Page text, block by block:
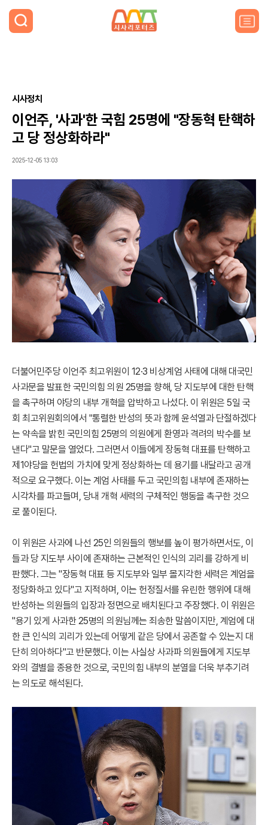
검
색
주
치
기
시사정치
이언주, '사과'한 국힘 25명에 "장동혁 탄핵하
고 당 정상화하라"
2025-12-05 13:03
더불어민주당 이언주 최고위원이 12·3 비상계엄 사태에 대해 대국민
사과문을 발표한 국민의힘 의원 25명을 향해, 당 지도부에 대한 탄핵
을 촉구하며 야당의 내부 개혁을 압박하고 나섰다. 이 위원은 5일 국
회 최고위원회의에서 "통렬한 반성의 뜻과 함께 윤석열과 단절하겠다
는 약속을 밝힌 국민의힘 25명의 의원에게 환영과 격려의 박수를 보
낸다"고 말문을 열었다. 그러면서 이들에게 장동혁 대표를 탄핵하고
제1야당을 헌법의 가치에 맞게 정상화하는 데 용기를 내달라고 공개
적으로 요구했다. 이는 계엄 사태를 두고 국민의힘 내부에 존재하는
시각차를 파고들며, 당내 개혁 세력의 구체적인 행동을 촉구한 것으
로 풀이된다.
이 위원은 사과에 나선 25인 의원들의 행보를 높이 평가하면서도, 이
들과 당 지도부 사이에 존재하는 근본적인 인식의 괴리를 강하게 비
판했다. 그는 "장동혁 대표 등 지도부와 일부 몰지각한 세력은 계엄을
정당화하고 있다"고 지적하며, 이는 헌정질서를 유린한 행위에 대해
반성하는 의원들의 입장과 정면으로 배치된다고 주장했다. 이 위원은
"용기 있게 사과한 25명의 의원님께는 죄송한 말씀이지만, 계엄에 대
한 큰 인식의 괴리가 있는데 어떻게 같은 당에서 공존할 수 있는지 대
단히 의아하다"고 반문했다. 이는 사실상 사과파 의원들에게 지도부
와의 결별을 종용한 것으로, 국민의힘 내부의 분열을 더욱 부추기려
는 의도로 해석된다.